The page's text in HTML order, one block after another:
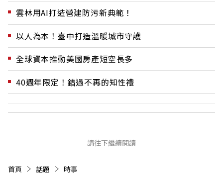
雲林用AI打造營建防污新典範！
以人為本！臺中打造溫暖城市守護
全球資本推動美國房產短空長多
40週年限定！錯過不再的知性禮
請往下繼續閱讀
首頁 話題 時事